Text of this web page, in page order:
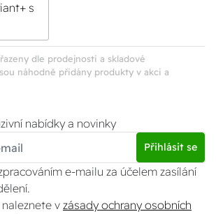
s
dle prodejnosti a skladové
náhodně přidány produkty v akci a
nabídky a novinky
Přihlásit se
e-mailu za účelem zasílání
v zásady ochrany osobních